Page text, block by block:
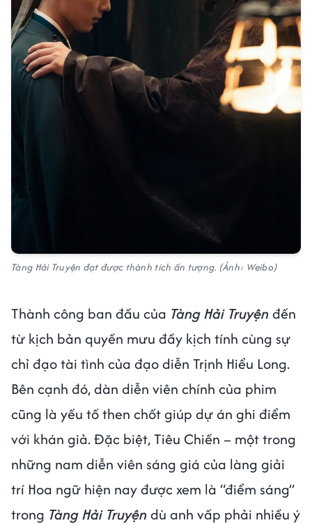
Tàng Hải Truyện đạt được thành tích ấn tượng. (Ảnh: Weibo)
Thành công ban đầu của Tàng Hải Truyện đến
từ kịch bản quyền mưu đầy kịch tính cùng sự
chỉ đạo tài tình của đạo diễn Trịnh Hiểu Long.
Bên cạnh đó, dàn diễn viên chính của phim
cũng là yếu tố then chốt giúp dự án ghi điểm
với khán giả. Đặc biệt, Tiêu Chiến – một trong
những nam diễn viên sáng giá của làng giải
trí Hoa ngữ hiện nay được xem là “điểm sáng”
trong Tàng Hải Truyện dù anh vấp phải nhiều ý